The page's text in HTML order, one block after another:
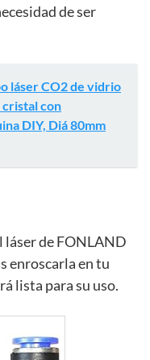
de ser
láser CO2 de vidrio
con
DIY, Diá 80mm
láser de FONLAND
enroscarla en tu
lista para su uso.